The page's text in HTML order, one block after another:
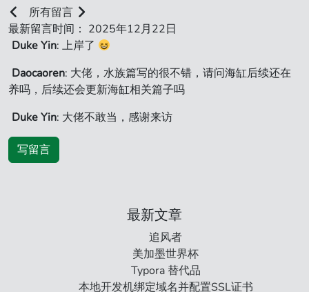
所有留言
最新留言时间： 2025年12月22日
Duke Yin: 上岸了
Daocaoren: 大佬，水族篇写的很不错，请问海缸后续还在
养吗，后续还会更新海缸相关篇子吗
Duke Yin: 大佬不敢当，感谢来访
写留言
最新文章
追风者
美加墨世界杯
Typora 替代品
本地开发机绑定域名并配置SSL证书